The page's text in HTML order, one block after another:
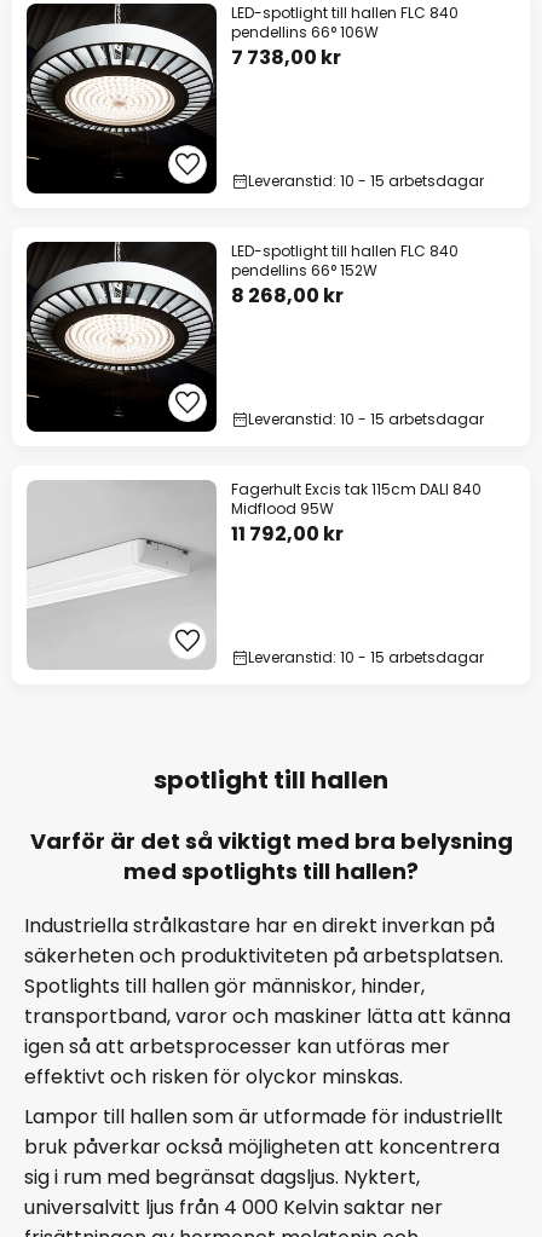
LED-spotlight till hallen FLC 840
pendellins 66° 106W
7 738,00 kr
Leveranstid: 10 - 15 arbetsdagar
LED-spotlight till hallen FLC 840
pendellins 66° 152W
8 268,00 kr
Leveranstid: 10 - 15 arbetsdagar
Fagerhult Excis tak 115cm DALI 840
Midflood 95W
11 792,00 kr
Leveranstid: 10 - 15 arbetsdagar
spotlight till hallen
Varför är det så viktigt med bra belysning
med spotlights till hallen?
Industriella strålkastare har en direkt inverkan på
säkerheten och produktiviteten på arbetsplatsen.
Spotlights till hallen gör människor, hinder,
transportband, varor och maskiner lätta att känna
igen så att arbetsprocesser kan utföras mer
effektivt och risken för olyckor minskas.
Lampor till hallen som är utformade för industriellt
bruk påverkar också möjligheten att koncentrera
sig i rum med begränsat dagsljus. Nyktert,
universalvitt ljus från 4 000 Kelvin saktar ner